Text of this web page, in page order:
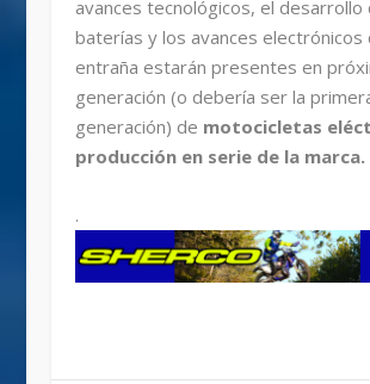
avances tecnológicos, el desarrollo
baterías y los avances electrónicos
entraña estarán presentes en
generación (o debería ser la
generación) de motocicletas
producción en serie de la marca.
.